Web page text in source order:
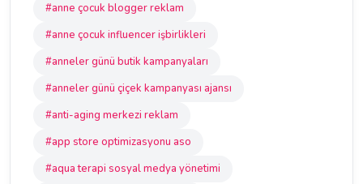
#anne çocuk blogger reklam
#anne çocuk influencer işbirlikleri
#anneler günü butik kampanyaları
#anneler günü çiçek kampanyası ajansı
#anti-aging merkezi reklam
#app store optimizasyonu aso
#aqua terapi sosyal medya yönetimi